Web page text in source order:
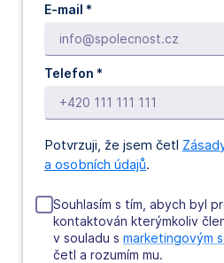
E-mail *
Telefon *
Potvrzuji, že jsem četl
a osobních údajů.
Souhlasím s tím, abych byl
kontaktován kterýmkoliv
v souladu s marketingovým
četl a rozumím mu.